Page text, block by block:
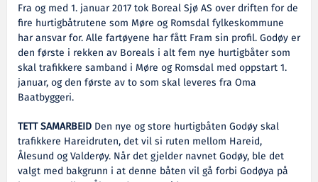
Fra og med 1. januar 2017 tok Boreal Sjø AS over driften for de
fire hurtigbåtrutene som Møre og Romsdal fylkeskommune
har ansvar for. Alle fartøyene har fått Fram sin profil. Godøy er
den første i rekken av Boreals i alt fem nye hurtigbåter som
skal trafikkere samband i Møre og Romsdal med oppstart 1.
januar, og den første av to som skal leveres fra Oma
Baatbyggeri.
TETT SAMARBEID Den nye og store hurtigbåten Godøy skal
trafikkere Hareidruten, det vil si ruten mellom Hareid,
Ålesund og Valderøy. Når det gjelder navnet Godøy, ble det
valgt med bakgrunn i at denne båten vil gå forbi Godøya på